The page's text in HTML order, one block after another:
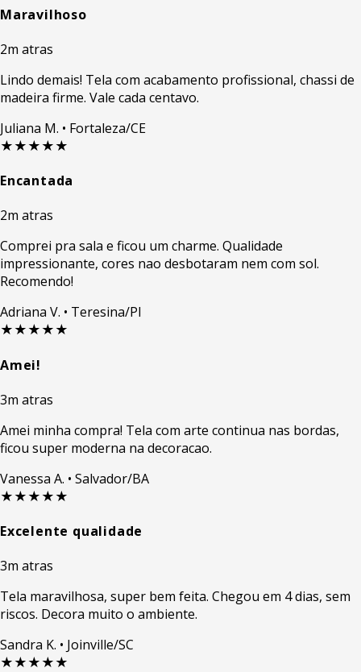
Maravilhoso
2m atras
Lindo demais! Tela com acabamento profissional, chassi de
madeira firme. Vale cada centavo.
Juliana M. • Fortaleza/CE
★★★★★
Encantada
2m atras
Comprei pra sala e ficou um charme. Qualidade
impressionante, cores nao desbotaram nem com sol.
Recomendo!
Adriana V. • Teresina/PI
★★★★★
Amei!
3m atras
Amei minha compra! Tela com arte continua nas bordas,
ficou super moderna na decoracao.
Vanessa A. • Salvador/BA
★★★★★
Excelente qualidade
3m atras
Tela maravilhosa, super bem feita. Chegou em 4 dias, sem
riscos. Decora muito o ambiente.
Sandra K. • Joinville/SC
★★★★★